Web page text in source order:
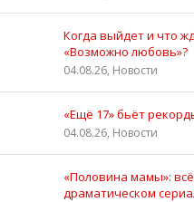
Когда выйдет и что
«Возможно любовь»?
04.08.26, Новости
«Ещё 17» бьёт
04.08.26, Новости
«Половина мамы»:
драматическом